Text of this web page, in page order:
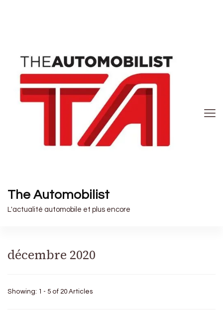
The Automobilist
L'actualité automobile et plus encore
décembre 2020
Showing: 1 - 5 of 20 Articles